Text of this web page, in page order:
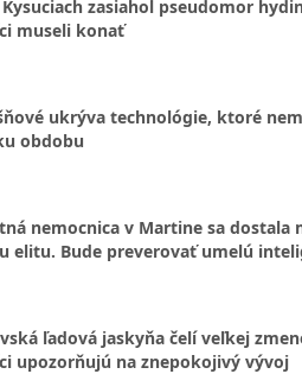
zasiahol pseudomor
museli konať
ukrýva technológie, ktoré
obdobu
nemocnica v Martine sa dostala
elitu. Bude preverovať umelú
ľadová jaskyňa čelí veľkej
upozorňujú na znepokojivý vývoj